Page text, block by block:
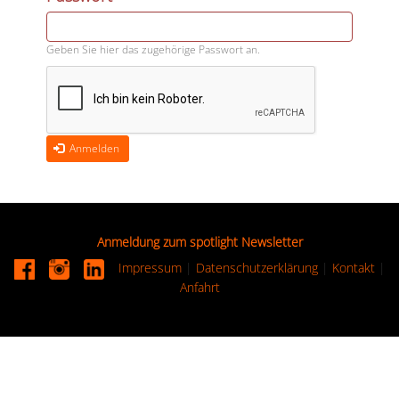
Geben Sie hier das zugehörige Passwort an.
Anmelden
Anmeldung zum spotlight Newsletter
Impressum| Datenschutzerklärung| Kontakt|
Anfahrt